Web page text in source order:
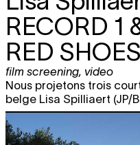
22:30
mer.
15.06
Todd Philips
THE MURDER
22:30
film screening
jeu.
16.06
Sini Anderson
film screening
jeu.
Iara Lee
RECORD 1
RED SHOES
film screening, video
Nous projetons trois
belge Lisa Spilliaert (JP/